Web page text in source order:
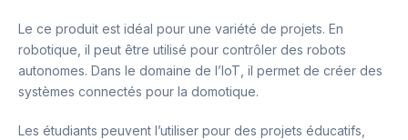
Le ce produit est idéal pour une variété de projets. En
robotique, il peut être utilisé pour contrôler des robots
autonomes. Dans le domaine de l’IoT, il permet de créer des
systèmes connectés pour la domotique.
Les étudiants peuvent l’utiliser pour des projets éducatifs,